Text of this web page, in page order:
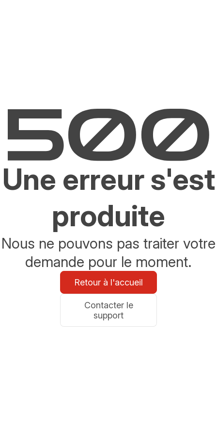
Une erreur s'est
produite
Nous ne pouvons pas traiter votre
demande pour le moment.
Retour à l'accueil
Contacter le
support